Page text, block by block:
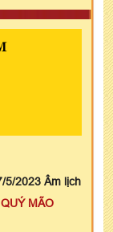
5/2023 Âm lịch
QUÝ MÃO